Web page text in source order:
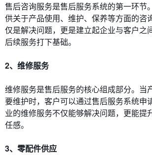
售后咨询服务是售后服务系统的第一环节
供关于产品使用、维护、保养等方面的咨
仅是解决问题，更是建立起企业与客户之
后续服务打下基础。
2、维修服务
维修服务是售后服务的核心组成部分。当
要维护时，客户可以通过售后服务系统申
业的维修服务不仅能够解决问题，更能提
任感。
3、零配件供应